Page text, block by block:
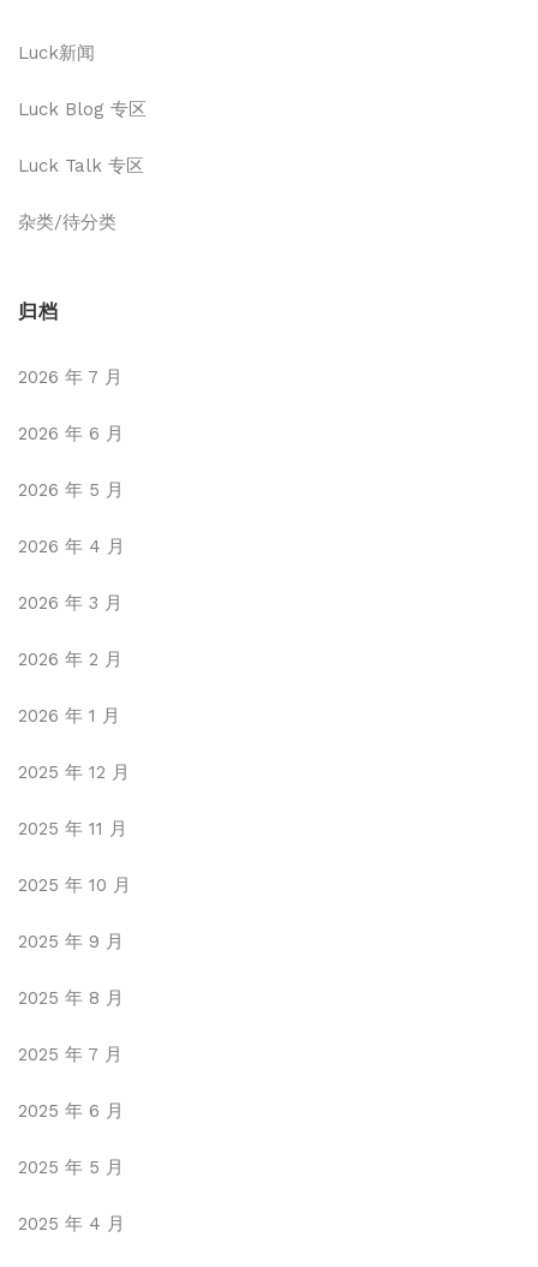
Luck新闻
Luck Blog 专区
Luck Talk 专区
杂类/待分类
归档
2026 年 7 月
2026 年 6 月
2026 年 5 月
2026 年 4 月
2026 年 3 月
2026 年 2 月
2026 年 1 月
2025 年 12 月
2025 年 11 月
2025 年 10 月
2025 年 9 月
2025 年 8 月
2025 年 7 月
2025 年 6 月
2025 年 5 月
2025 年 4 月